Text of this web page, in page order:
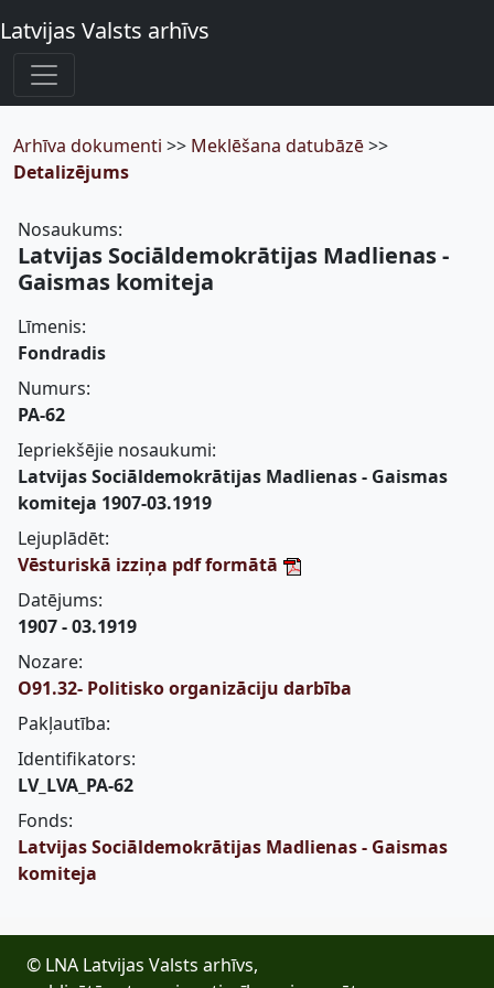
Latvijas Valsts arhīvs
Arhīva dokumenti >> Meklēšana datubāzē>>
Detalizējums
Nosaukums:
Latvijas Sociāldemokrātijas Madlienas -
Gaismas komiteja
Līmenis:
Fondradis
Numurs:
PA-62
Iepriekšējie nosaukumi:
Latvijas Sociāldemokrātijas Madlienas - Gaismas
komiteja 1907-03.1919
Lejuplādēt:
Vēsturiskā izziņa pdf formātā
Datējums:
1907 - 03.1919
Nozare:
O91.32- Politisko organizāciju darbība
Pakļautība:
Identifikators:
LV_LVA_PA-62
Fonds:
Latvijas Sociāldemokrātijas Madlienas - Gaismas
komiteja
© LNA Latvijas Valsts arhīvs,